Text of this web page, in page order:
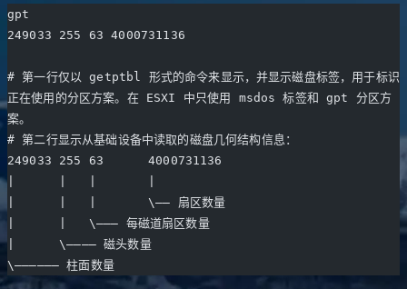
gpt
249033 255 63 4000731136
# 第一行仅以 getptbl 形式的命令来显示，并显示磁盘标签，用于标识
正在使用的分区方案。在 ESXI 中只使用 msdos 标签和 gpt 分区方
案。
# 第二行显示从基础设备中读取的磁盘几何结构信息：
249033 255 63      4000731136
|      |   |       \—– 扇区数量
|      |   \——– 每磁道扇区数量
|      \———— 磁头数量
\—————— 柱面数量